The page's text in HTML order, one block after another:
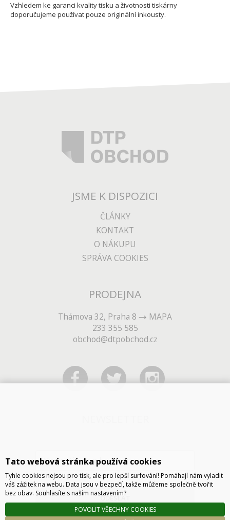
Vzhledem ke garanci kvality tisku a životnosti tiskárny
doporučujeme používat pouze originální inkousty.
JSME K DISPOZICI
ČLÁNKY
KONTAKT
O NÁKUPU
SPRÁVA COOKIES
PRODEJNA
Thámova 32, Praha 8
MAPA
233 355 585
obchod@dtpobchod.cz
ODESLAT
Tato webová stránka používá cookies
Tyhle cookies nejsou pro tisk, ale pro lepší surfování! Pomáhají nám vyladit
váš zážitek na webu. Data jsou v bezpečí, takže můžeme společně tvořit
bez obav. Souhlasíte s naším nastavením?
POVOLIT VŠECHNY COOKIES